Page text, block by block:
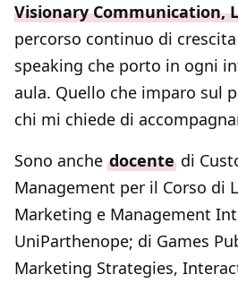
Visionary Communication,
percorso continuo di
speaking che porto in ogni
aula. Quello che imparo sul
chi mi chiede di
Sono anche docentedi
Management per il Corso di
Marketing e Management
UniParthenope; di Games
Marketing Strategies,